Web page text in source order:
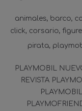
animales barco
click corsario
pirata
PLAYMOBIL
REVISTA